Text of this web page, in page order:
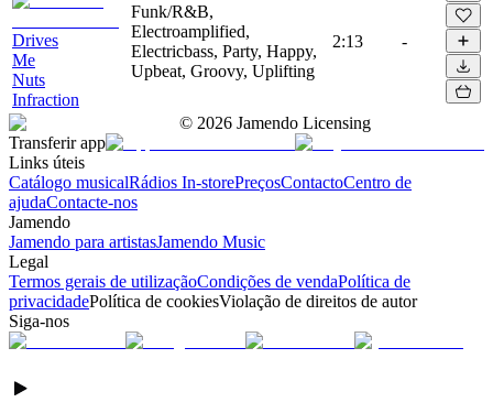
Drives
Me
Nuts
Infraction
Funk/R&B,
Electroamplified,
Electricbass, Party, Happy,
Upbeat, Groovy, Uplifting
2:13 -
© 2026 Jamendo Licensing
Transferir app
Links úteis
Catálogo musicalRádios In-storePreçosContactoCentro de
ajudaContacte-nos
Jamendo
Jamendo para artistasJamendo Music
Legal
Termos gerais de utilizaçãoCondições de vendaPolítica de
privacidadePolítica de cookiesViolação de direitos de autor
Siga-nos